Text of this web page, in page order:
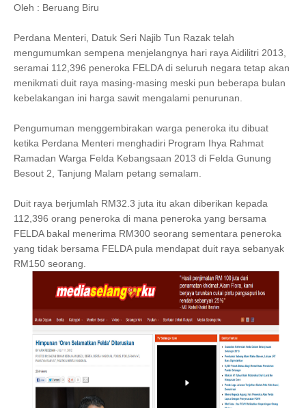
Oleh : Beruang Biru
Perdana Menteri, Datuk Seri Najib Tun Razak telah
mengumumkan sempena menjelangnya hari raya Aidilitri 2013,
seramai 112,396 peneroka FELDA di seluruh negara tetap akan
menikmati duit raya masing-masing meski pun beberapa bulan
kebelakangan ini harga sawit mengalami penurunan.
Pengumuman menggembirakan warga peneroka itu dibuat
ketika Perdana Menteri menghadiri Program Ihya Rahmat
Ramadan Warga Felda Kebangsaan 2013 di Felda Gunung
Besout 2, Tanjung Malam petang semalam.
Duit raya berjumlah RM32.3 juta itu akan diberikan kepada
112,396 orang peneroka di mana peneroka yang bersama
FELDA bakal menerima RM300 seorang sementara peneroka
yang tidak bersama FELDA pula mendapat duit raya sebanyak
RM150 seorang.